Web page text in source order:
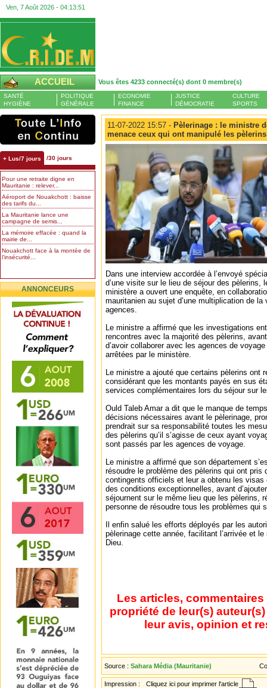
Ven, 7 Août 2026 - 04:13:52
ACCUEIL Vous êtes 4233 connecté(s) dont 0 membre(s)
SANTÉ
HYGIÈNE
POLITIQUE
GÉNÉRALE
ECONOMIE
FINANCE
JUSTICE
DÉMOCRATIE
CULTURE
SPORTS
+ Lus/7 jours /30 jours
Pour une retraite digne en
Mauritanie : relever...
Aéroport de Nouakchott : baisse
des tarifs du...
La Mauritanie lance une
campagne de semis...
La mémoire effacée : quand la
mairie de...
Nouakchott face à la montée de
l’insécurité...
ANNONCEURS
11-07-2022 15:57 - Pèlerinage : le ministre
menace ceux qui ont manipulé les pèlerins
Dans une interview accordée à l’envoyé
d’une visite sur le lieu de séjour des pèlerins,
ministère a ouvert une enquête, en
mauritanien au sujet d’une multiplication de
agences.
Le ministre a affirmé que les investigations
rencontres avec la majorité des pèlerins,
d’avoir collaborer avec les agences de
arrêtées par le ministère.
Le ministre a ajouté que certains pèlerins ont
considérant que les montants payés en sus
services complémentaires lors du séjour sur
Ould Taleb Amar a dit que le manque de
décisions nécessaires avant le pèlerinage,
prendrait sur sa responsabilité toutes les
des pèlerins qu’il s’agisse de ceux ayant
sont passés par les agences de voyage.
Le ministre a affirmé que son département
résoudre le problème des pèlerins qui ont pris
contingents officiels et leur a obtenu les visas
des conditions exceptionnelles, avant
séjournent sur le même lieu que les pèlerins,
personne de résoudre tous les problèmes qui
Il enfin salué les efforts déployés par les
pèlerinage cette année, facilitant l’arrivée et
Dieu.
Les articles,
propriété de leur(s)
leur avis, opinion et
Source : Sahara Média (Mauritanie)
Impression : Cliquez ici pour imprimer l'article